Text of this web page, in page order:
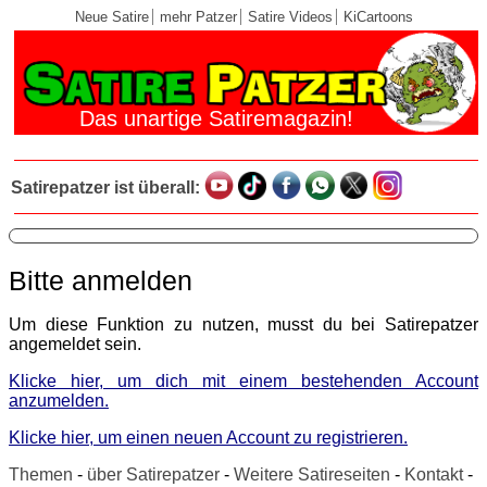
Neue Satire mehr Patzer Satire Videos KiCartoons
Das unartige Satiremagazin!
Satirepatzer ist überall:
Bitte anmelden
Um diese Funktion zu nutzen, musst du bei Satirepatzer
angemeldet sein.
Klicke hier, um dich mit einem bestehenden Account
anzumelden.
Klicke hier, um einen neuen Account zu registrieren.
Themen - über Satirepatzer - Weitere Satireseiten - Kontakt-